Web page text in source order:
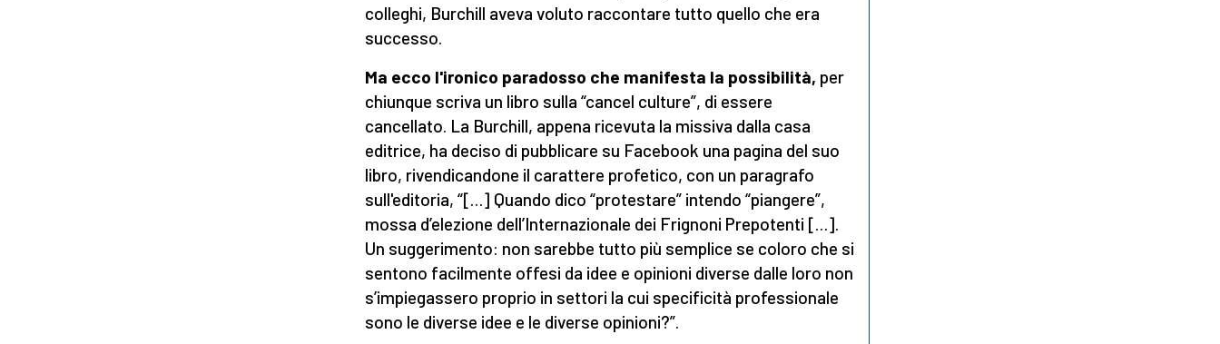
colleghi, Burchill aveva voluto raccontare tutto quello che era
successo.
Ma ecco l'ironico paradosso che manifesta la possibilità, per
chiunque scriva un libro sulla “cancel culture”, di essere
cancellato. La Burchill, appena ricevuta la missiva dalla casa
editrice, ha deciso di pubblicare su Facebook una pagina del suo
libro, rivendicandone il carattere profetico, con un paragrafo
sull'editoria, “[…] Quando dico “protestare” intendo “piangere”,
mossa d’elezione dell’Internazionale dei Frignoni Prepotenti […].
Un suggerimento: non sarebbe tutto più semplice se coloro che si
sentono facilmente offesi da idee e opinioni diverse dalle loro non
s’impiegassero proprio in settori la cui specificità professionale
sono le diverse idee e le diverse opinioni?”.